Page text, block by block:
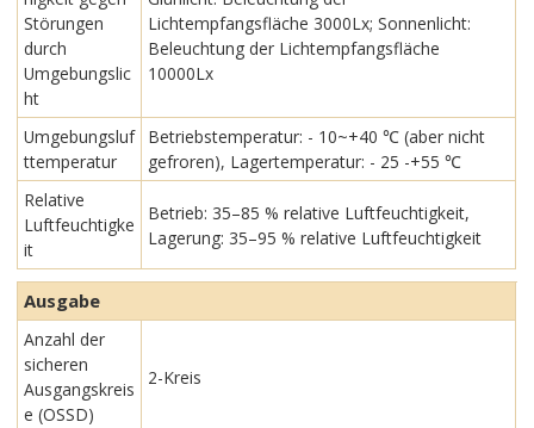
Störungen
durch
Umgebungslic
ht
Lichtempfangsfläche 3000Lx; Sonnenlicht:
Beleuchtung der Lichtempfangsfläche
10000Lx
Umgebungsluf
ttemperatur
Betriebstemperatur: - 10~+40 ℃ (aber nicht
gefroren), Lagertemperatur: - 25 -+55 ℃
Relative
Luftfeuchtigke
it
Betrieb: 35–85 % relative Luftfeuchtigkeit,
Lagerung: 35–95 % relative Luftfeuchtigkeit
Ausgabe
Anzahl der
sicheren
Ausgangskreis
e (OSSD)
2-Kreis